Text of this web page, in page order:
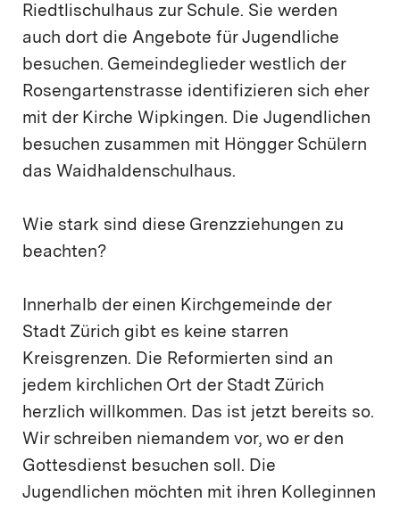
Riedtlischulhaus zur Schule. Sie werden
auch dort die Angebote für Jugendliche
besuchen. Gemeindeglieder westlich der
Rosengartenstrasse identifizieren sich eher
mit der Kirche Wipkingen. Die Jugendlichen
besuchen zusammen mit Höngger Schülern
das Waidhaldenschulhaus.
Wie stark sind diese Grenzziehungen zu
beachten?
Innerhalb der einen Kirchgemeinde der
Stadt Zürich gibt es keine starren
Kreisgrenzen. Die Reformierten sind an
jedem kirchlichen Ort der Stadt Zürich
herzlich willkommen. Das ist jetzt bereits so.
Wir schreiben niemandem vor, wo er den
Gottesdienst besuchen soll. Die
Jugendlichen möchten mit ihren Kolleginnen